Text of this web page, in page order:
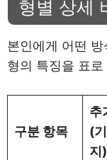
형별 상세
본인에게 어떤
형의 특징을 표
구분 항목
추
(
지)